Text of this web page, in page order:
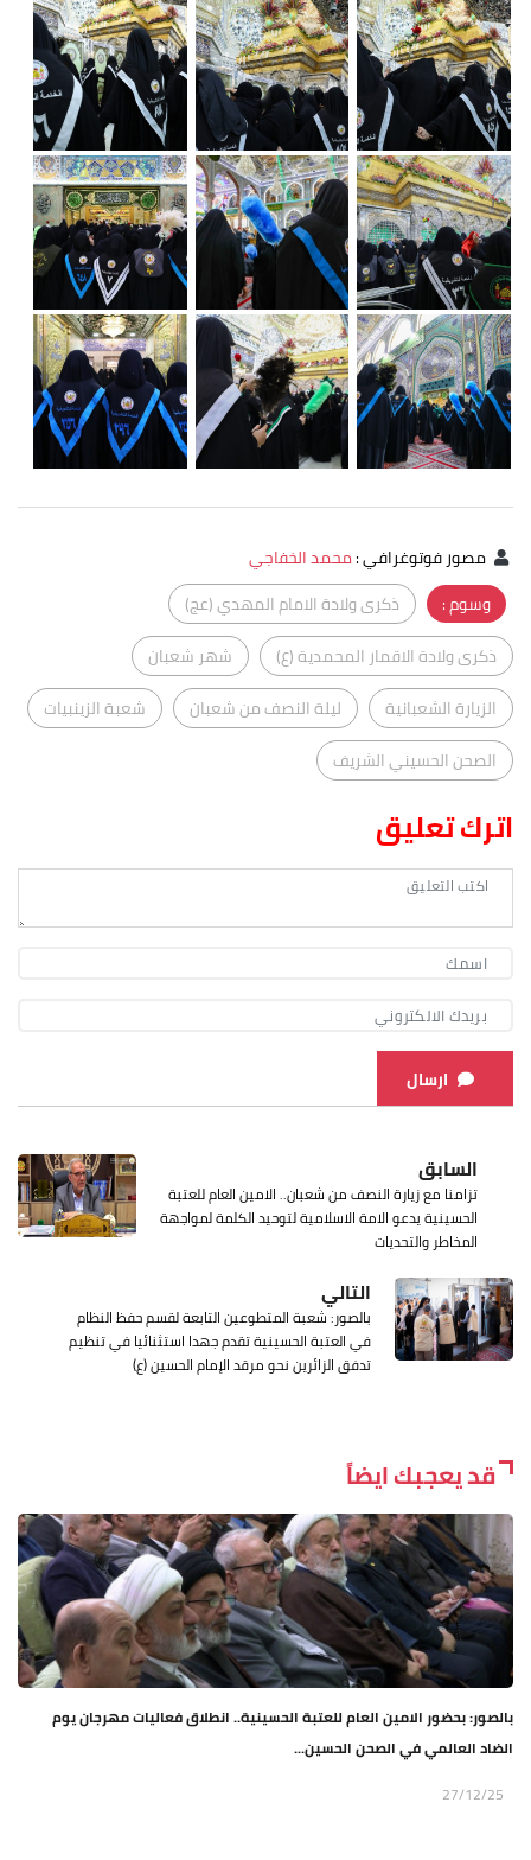
مصور فوتوغرافي:محمد الخفاجي
وسوم :
ذكرى ولادة الامام المهدي (عج)
ذكرى ولادة الاقمار المحمدية (ع)
شهر شعبان
الزيارة الشعبانية
ليلة النصف من شعبان
شعبة الزينبيات
الصحن الحسيني الشريف
اترك تعليق
ارسال
السابق
تزامنا مع زيارة النصف من شعبان.. الامين العام للعتبة
الحسينية يدعو الامة الاسلامية لتوحيد الكلمة لمواجهة
المخاطر والتحديات
التالي
بالصور: شعبة المتطوعين التابعة لقسم حفظ النظام
في العتبة الحسينية تقدم جهدا استثنائيا في تنظيم
تدفق الزائرين نحو مرقد الإمام الحسين (ع)
قد يعجبك ايضاً
بالصور: بحضور الامين العام للعتبة الحسينية.. انطلاق فعاليات مهرجان يوم
الضاد العالمي في الصحن الحسين...
27/12/25